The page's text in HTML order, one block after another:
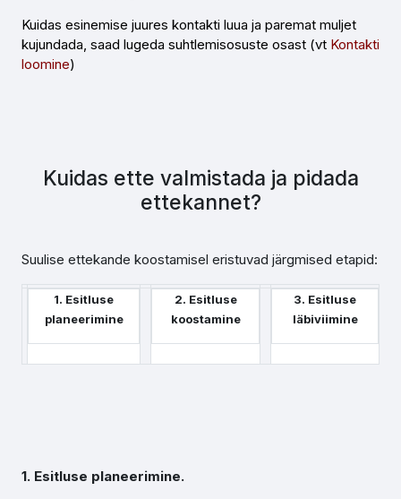
Kuidas esinemise juures kontakti luua ja paremat muljet
kujundada, saad lugeda suhtlemisosuste osast (vt Kontakti
loomine)
Kuidas ette valmistada ja pidada
ettekannet?
Suulise ettekande koostamisel eristuvad järgmised etapid:
1. Esitluse
planeerimine
2. Esitluse
koostamine
3. Esitluse
läbiviimine
1. Esitluse planeerimine.